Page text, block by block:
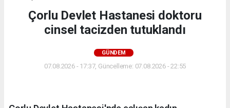
Çorlu Devlet Hastanesi doktoru
cinsel tacizden tutuklandı
GÜNDEM
07.08.2026 - 17:37, Güncelleme: 07.08.2026 - 22:55